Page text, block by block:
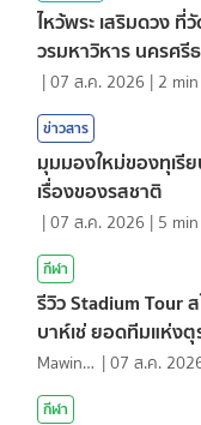
ไหว้พระ เสริมดวง ที่
วรมหาวิหาร นครศรี
|07 ส.ค. 2026 | 2
ข่าวสาร
มุมมองใหม่ของทุเรี
เรื่องของรสชาติ
|07 ส.ค. 2026 | 5
กีฬา
รีวิว Stadium Tour
บาห์เช่ ยอดทีมแห่งตุ
Mawin. Pongsuttiyakorn |07 ส.ค.
กีฬา